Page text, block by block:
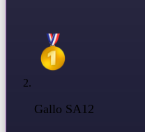
Gallo SA12